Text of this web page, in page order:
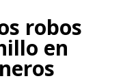
robos
en